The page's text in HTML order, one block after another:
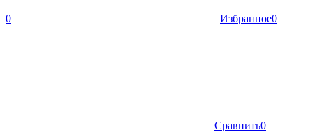
0 Избранное0
Сравнить0